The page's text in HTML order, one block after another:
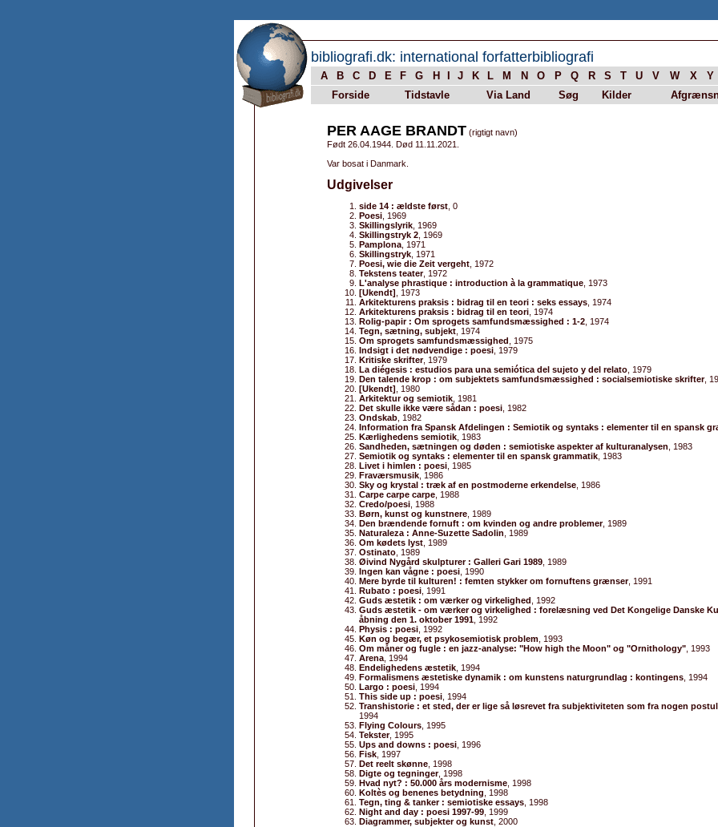
bibliografi.dk: international forfatterbibliografi
A B C D E F G H J K L M N O P Q R S T U V W X Y
Forside
Tidstavle Via Land Søg Kilder
PER AAGE BRANDT (rigtigt navn)
Født 26.04.1944. Død 11.11.2021.
Var bosat i Danmark.
Udgivelser
side 14 : ældste først , 0
Poesi , 1969
Skillingslyrik , 1969
Skillingstryk 2 , 1969
Pamplona , 1971
Skillingstryk , 1971
Poesi, wie die Zeit vergeht , 1972
Tekstens teater, 1972
L'analyse phrastique : introduction à la grammatique , 1973
[Ukendt] , 1973
Arkitekturens praksis : bidrag til en teori : seks essays , 1974
Arkitekturens praksis : bidrag til en teori , 1974
Rolig-papir : Om sprogets samfundsmæssighed : 1-2 , 1974
Tegn, sætning, subjekt , 1974
Om sprogets samfundsmæssighed , 1975
Indsigt i det nødvendige : poesi , 1979
Kritiske skrifter, 1979
La diégesis : estudios para una semiótica del sujeto y del relato , 1979
Den talende krop : om subjektets samfundsmæssighed : socialsemiotiske skrifter,
[Ukendt] , 1980
Arkitektur og semiotik , 1981
Det skulle ikke være sådan : poesi , 1982
Ondskab , 1982
Information fra Spansk Afdelingen : Semiotik og syntaks : elementer til en spansk
Kærlighedens semiotik , 1983
Sandheden, sætningen og døden : semiotiske aspekter af kulturanalysen , 1983
Semiotik og syntaks : elementer til en spansk grammatik , 1983
Livet i himlen : poesi , 1985
Fraværsmusik , 1986
Sky og krystal : træk af en postmoderne erkendelse , 1986
Carpe carpe carpe , 1988
Credo/poesi , 1988
Børn, kunst og kunstnere , 1989
Den brændende fornuft : om kvinden og andre problemer, 1989
Naturaleza : Anne-Suzette Sadolin , 1989
Om kødets lyst , 1989
Ostinato , 1989
Øivind Nygård skulpturer : Galleri Gari 1989 , 1989
Ingen kan vågne : poesi , 1990
Mere byrde til kulturen! : femten stykker om fornuftens grænser, 1991
Rubato : poesi , 1991
Guds æstetik : om værker og virkelighed , 1992
Guds æstetik - om værker og virkelighed : forelæsning ved Det Kongelige Danske
åbning den 1. oktober 1991 , 1992
Physis : poesi , 1992
Køn og begær, et psykosemiotisk problem , 1993
Om måner og fugle : en jazz-analyse: "How high the Moon" og "Ornithology" , 1993
Arena , 1994
Endelighedens æstetik , 1994
Formalismens æstetiske dynamik : om kunstens naturgrundlag : kontingens , 1994
Largo : poesi , 1994
This side up : poesi , 1994
Transhistorie : et sted, der er lige så løsrevet fra subjektiviteten som fra nogen
1994
Flying Colours , 1995
Tekster, 1995
Ups and downs : poesi , 1996
Fisk , 1997
Det reelt skønne , 1998
Digte og tegninger, 1998
Hvad nyt? : 50.000 års modernisme , 1998
Koltès og benenes betydning , 1998
Tegn, ting & tanker : semiotiske essays , 1998
Night and day : poesi 1997-99 , 1999
Diagrammer, subjekter og kunst , 2000